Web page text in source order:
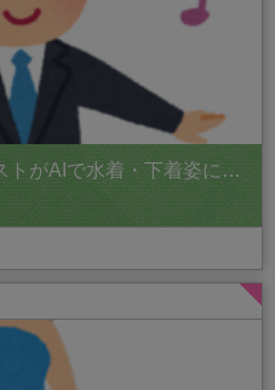
トがAIで水着・下着姿に…